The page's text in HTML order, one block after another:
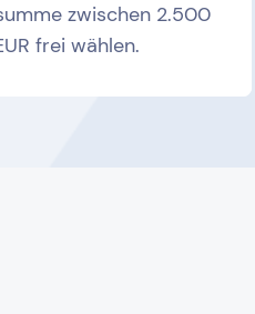
zwischen 2.500
frei wählen.